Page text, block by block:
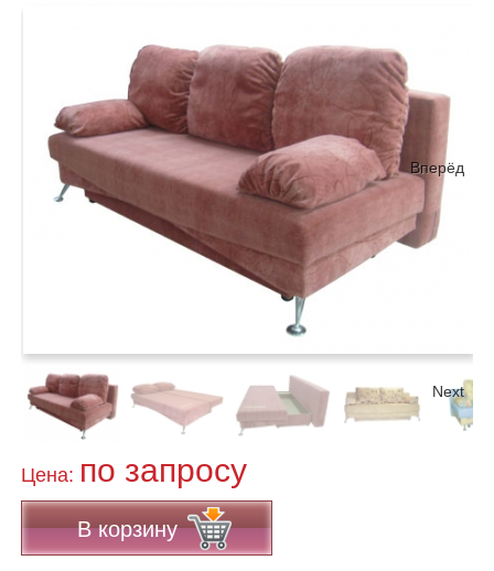
Вперёд
Next
Цена: по запросу
В корзину